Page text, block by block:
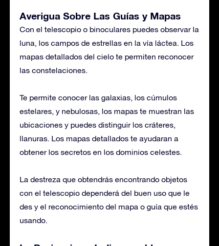
Averigua Sobre Las Guías y Mapas
Con el telescopio o binoculares puedes observar la
luna, los campos de estrellas en la vía láctea. Los
mapas detallados del cielo te permiten reconocer
las constelaciones.
Te permite conocer las galaxias, los cúmulos
estelares, y nebulosas, los mapas te muestran las
ubicaciones y puedes distinguir los cráteres,
llanuras. Los mapas detallados te ayudaran a
obtener los secretos en los dominios celestes.
La destreza que obtendrás encontrando objetos
con el telescopio dependerá del buen uso que le
des y el reconocimiento del mapa o guía que estés
usando.